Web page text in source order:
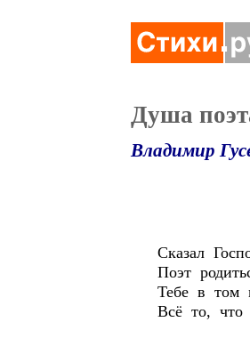
Душа
Владимир
Сказал
Поэт
Тебе в том
Всё то, что